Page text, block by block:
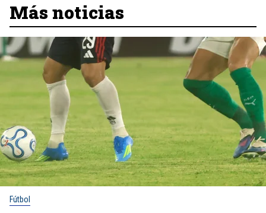
Más noticias
Fútbol